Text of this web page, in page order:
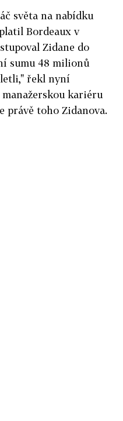
světa na nabídku
Bordeaux v
Zidane do
sumu 48 milionů
řekl nyní
kariéru
právě toho Zidanova.